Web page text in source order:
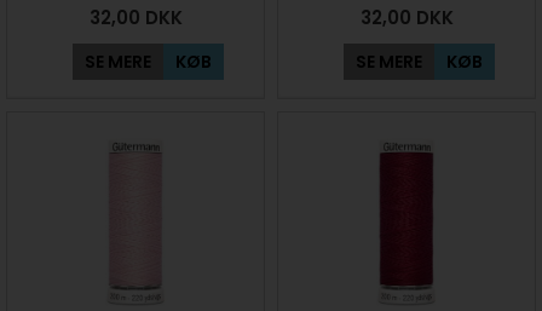
32,00 DKK
SE MERE KØB
32,00 DKK
SE MERE KØB